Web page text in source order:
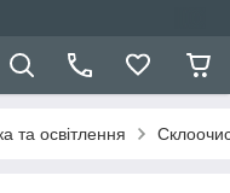
та освітлення